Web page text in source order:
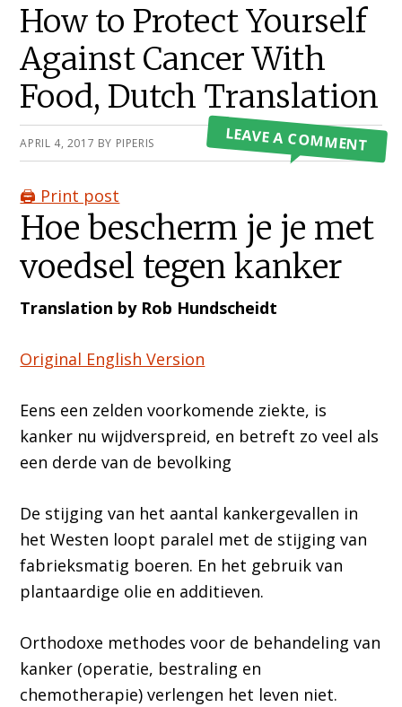
How to Protect Yourself
Against Cancer With
Food, Dutch Translation
APRIL 4, 2017 BY PIPERIS LEAVE A COMMENT
🖨️ Print post
Hoe bescherm je je met
voedsel tegen kanker
Translation by Rob Hundscheidt
Original English Version
Eens een zelden voorkomende ziekte, is
kanker nu wijdverspreid, en betreft zo veel als
een derde van de bevolking
De stijging van het aantal kankergevallen in
het Westen loopt paralel met de stijging van
fabrieksmatig boeren. En het gebruik van
plantaardige olie en additieven.
Orthodoxe methodes voor de behandeling van
kanker (operatie, bestraling en
chemotherapie) verlengen het leven niet.
Primary
Sidebar